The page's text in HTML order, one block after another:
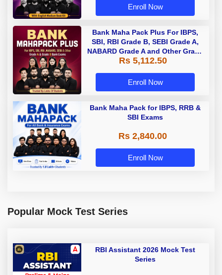
Enroll Now
Bank Maha Pack Plus For IBPS,
SBI, RBI Grade B, SEBI Grade A,
NABARD Grade A and Other Grade
A & Grade B Bank Exams
Rs 5,112.50
Enroll Now
Bank Maha Pack for IBPS, RRB &
SBI Exams
Rs 2,840.00
Enroll Now
Popular Mock Test Series
RBI Assistant 2026 Mock Test
Series